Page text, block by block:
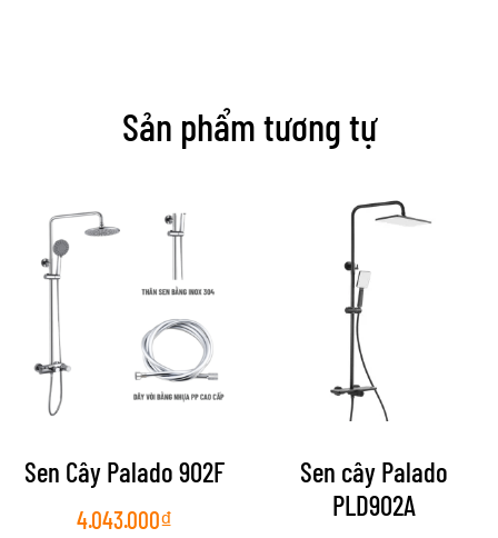
Sản phẩm tương tự
Sen Cây Palado 902F
4.043.000₫
Sen cây Palado
PLD902A